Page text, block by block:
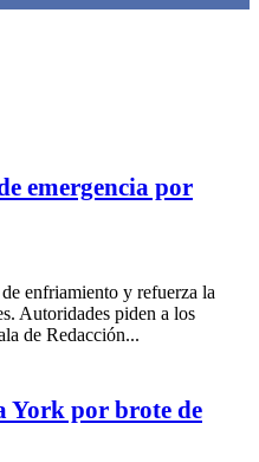
emergencia por
enfriamiento y refuerza la
Autoridades piden a los
de Redacción...
York por brote de